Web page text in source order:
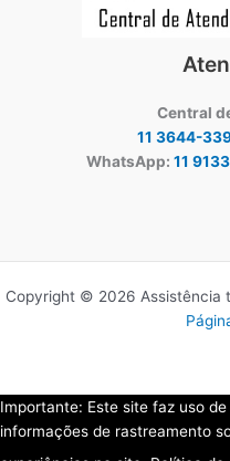
Central
11 3644-
WhatsApp: 11
Copyright © 2026 Assistência
Importante: Este site faz uso
informações de rastreamento